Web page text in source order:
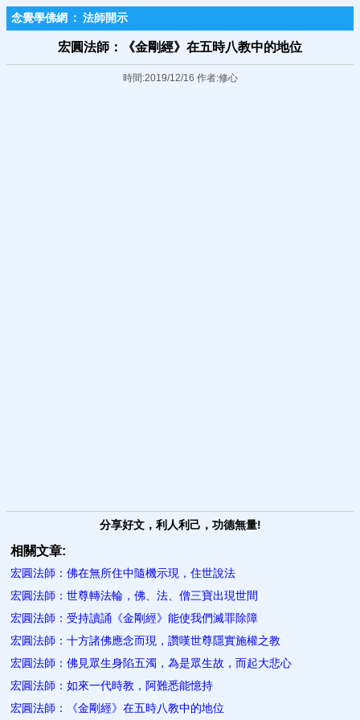
念覺學佛網 : 法師開示
宏圓法師：《金剛經》在五時八教中的地位
時間:2019/12/16 作者:修心
分享好文，利人利己，功德無量!
相關文章:
宏圓法師：佛在無所住中隨機示現，住世說法
宏圓法師：世尊轉法輪，佛、法、僧三寶出現世間
宏圓法師：受持讀誦《金剛經》能使我們滅罪除障
宏圓法師：十方諸佛應念而現，讚嘆世尊隱實施權之教
宏圓法師：佛見眾生身陷五濁，為是眾生故，而起大悲心
宏圓法師：如來一代時教，阿難悉能憶持
宏圓法師：《金剛經》在五時八教中的地位